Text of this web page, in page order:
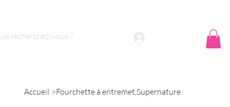
nous ?
Accueil >Fourchette à entremet,Supernature